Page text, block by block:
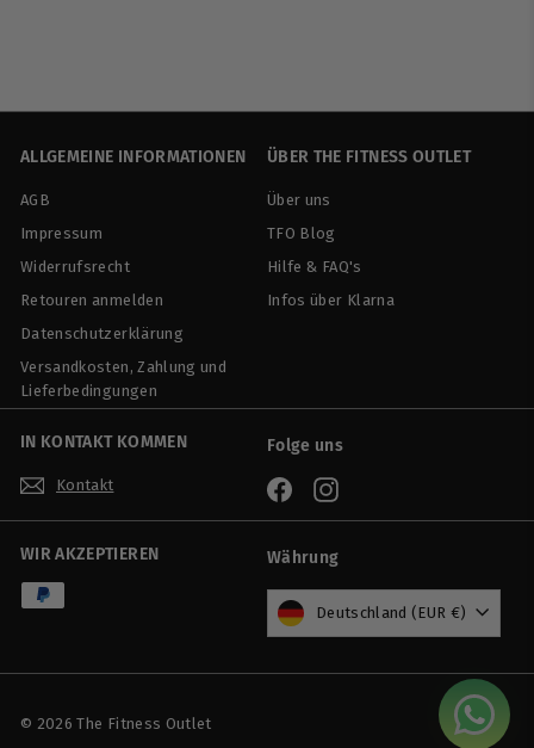
9
0
ALLGEMEINE INFORMATIONEN
AGB
Impressum
Widerrufsrecht
Retouren anmelden
Datenschutzerklärung
Versandkosten, Zahlung und
Lieferbedingungen
ÜBER THE FITNESS OUTLET
Über uns
TFO Blog
Hilfe & FAQ's
Infos über Klarna
IN KONTAKT KOMMEN
Kontakt
Folge uns
FacebookInstagram
WIR AKZEPTIEREN Währung
Deutschland (EUR €)
© 2026 The Fitness Outlet